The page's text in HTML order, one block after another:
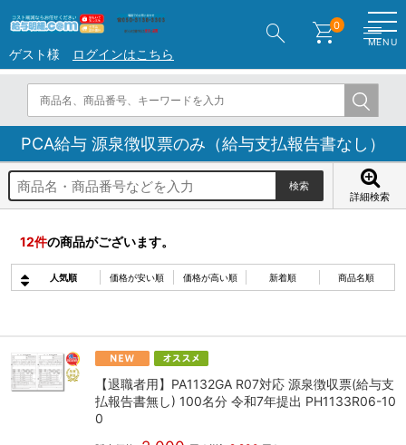
ゲスト様 ログインはこちら
MENU
search shopping_cart0 menu
PCA給与 源泉徴収票のみ（給与支払報告書なし）
詳細検索
12件の商品がございます。
人気順 価格が安い順 価格が高い順 新着順 商品名順
【退職者用】PA1132GA R07対応 源泉徴収票(給与支
払報告書無し) 100名分 令和7年提出 PH1133R06-10
0